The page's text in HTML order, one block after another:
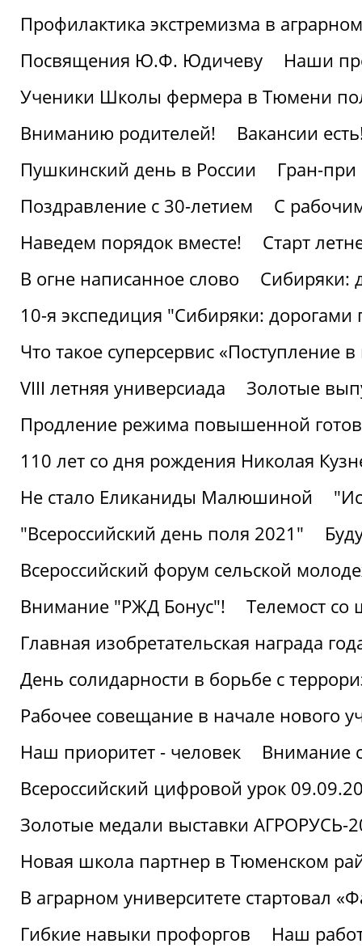
Профилактика экстремизма в аграрном
Посвящения Ю.Ф. Юдичеву
Наши
Ученики Школы фермера в Тюмени
Вниманию родителей!
Вакансии
Пушкинский день в России
Гран-
Поздравление с 30-летием
С
Наведем порядок вместе!
Старт
В огне написанное слово
Сибиряки:
10-я экспедиция "Сибиряки: дорогами
Что такое суперсервис «Поступление
VIII летняя универсиада
Золотые
Продление режима повышенной
110 лет со дня рождения Николая
Не стало Еликаниды Малюшиной
"Всероссийский день поля 2021"
Всероссийский форум сельской
Внимание "РЖД Бонус"!
Телемост
Главная изобретательская награда
День солидарности в борьбе с
Рабочее совещание в начале нового
Наш приоритет - человек
Внимание
Всероссийский цифровой урок
Золотые медали выставки АГРОРУСЬ-
Новая школа партнер в Тюменском
В аграрном университете стартовал
Гибкие навыки профоргов
Наш